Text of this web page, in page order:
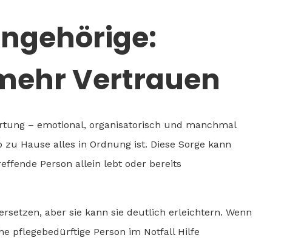
Vertrauen
– emotional, organisatorisch und manchmal
Hause alles in Ordnung ist. Diese Sorge kann
Person allein lebt oder bereits
aber sie kann sie deutlich erleichtern. Wenn
pflegebedürftige Person im Notfall Hilfe